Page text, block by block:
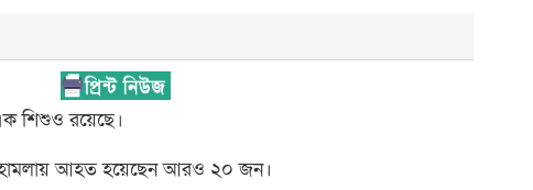
শিশুও রয়েছে।
হামলায় আহত হয়েছেন আরও ২০ জন।